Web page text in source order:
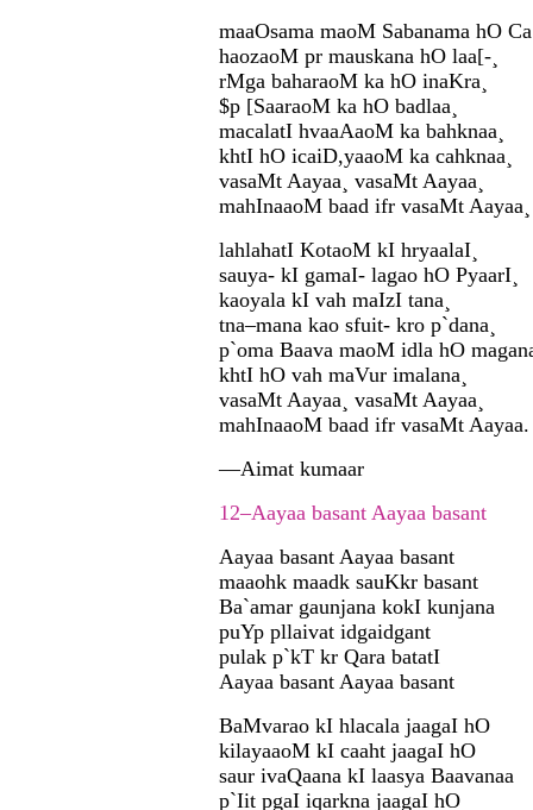
maaOsama maoM Sabanama hO
haozaoM pr mauskana hO laa[-¸
rMga baharaoM ka hO inaKra¸
$p [SaaraoM ka hO badlaa¸
macalatI hvaaAaoM ka bahknaa¸
khtI hO icaiD,yaaoM ka cahknaa¸
vasaMt Aayaa¸ vasaMt Aayaa¸
mahInaaoM baad ifr vasaMt Aayaa¸
lahlahatI KotaoM kI hryaalaI¸
sauya- kI gamaI- lagao hO PyaarI¸
kaoyala kI vah maIzI tana¸
tna–mana kao sfuit- kro p`dana¸
p`oma Baava maoM idla hO
khtI hO vah maVur imalana¸
vasaMt Aayaa¸ vasaMt Aayaa¸
mahInaaoM baad ifr vasaMt Aayaa.
—Aimat kumaar
12–Aayaa basant Aayaa basant
Aayaa basant Aayaa basant
maaohk maadk sauKkr basant
Ba`amar gaunjana kokI kunjana
puYp pllaivat idgaidgant
pulak p`kT kr Qara batatI
Aayaa basant Aayaa basant
BaMvarao kI hlacala jaagaI hO
kilayaaoM kI caaht jaagaI hO
saur ivaQaana kI laasya Baavanaa
p`Iit pgaI iqarkna jaagaI hO